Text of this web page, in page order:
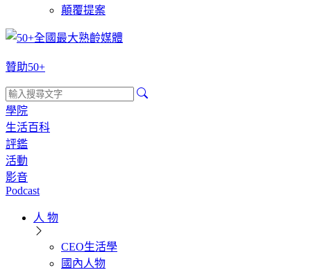
顛覆提案
贊助50+
學院
生活百科
評鑑
活動
影音
Podcast
人 物
CEO生活學
國內人物